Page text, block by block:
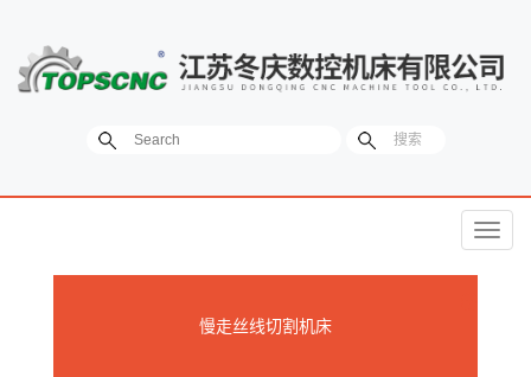
菜
慢走丝线切割机床